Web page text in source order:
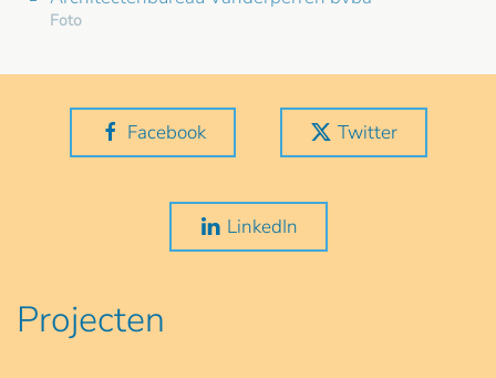
Foto
Facebook Twitter
LinkedIn
Projecten